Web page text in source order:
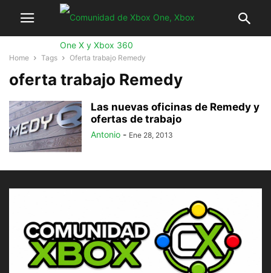
Home Tags Oferta trabajo Remedy
oferta trabajo Remedy
Las nuevas oficinas de Remedy y
ofertas de trabajo
Antonio - Ene 28, 2013